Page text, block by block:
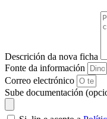
Descrición da nova ficha
Fonte da información
Correo electrónico
Sube documentación